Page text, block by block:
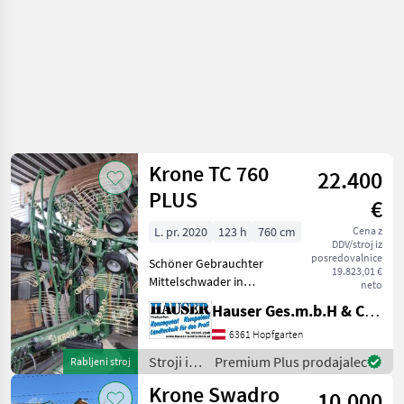
Rabljeni stroj
Krone TC 760
PLUS
22.400
€
Cena z
DDV/stroj iz
posredovalnice
19.823,01 €
neto
L. pr. 2020 123 h
760 cm
Schöner Gebrauchter
Mittelschwader in
Vollausstattung 6 Rad
Fahrwerk mittleres
Schwadtuch Elektrische
Höhenverstellung
Hydraulische
Breitenverstellung Einkreis
Hauser Ges.m.b.H & Co.KG
6361 Hopfgarten
Stroji in
oprema
za žetev
Premium Plus prodajalec
Krone Swadro